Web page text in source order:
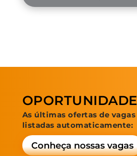
As últimas ofertas de vagas
listadas automaticamente:
Conheça nossas vagas